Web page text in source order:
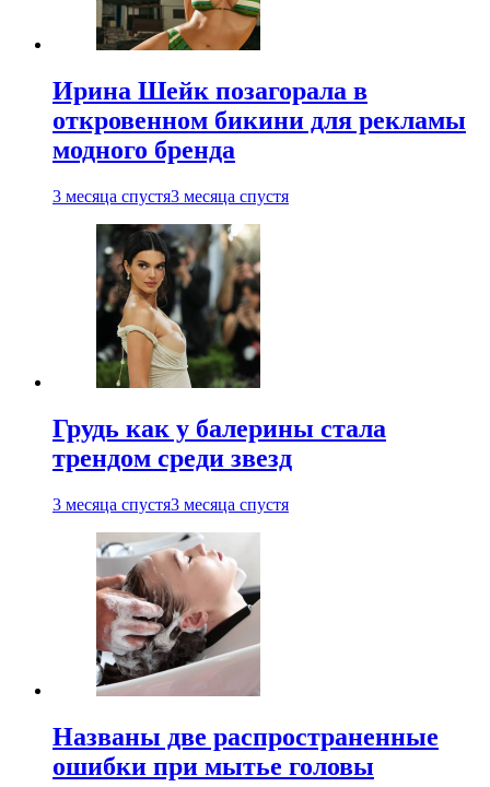
Ирина Шейк позагорала в
откровенном бикини для рекламы
модного бренда
3 месяца спустя3 месяца спустя
Грудь как у балерины стала
трендом среди звезд
3 месяца спустя3 месяца спустя
Названы две распространенные
ошибки при мытье головы